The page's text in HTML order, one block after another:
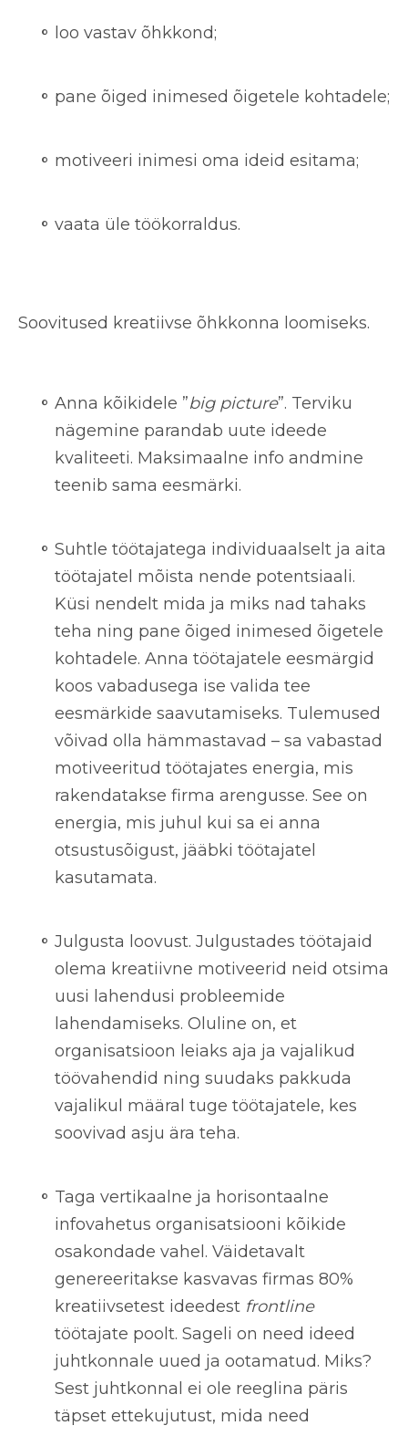
loo vastav õhkkond;
pane õiged inimesed õigetele kohtadele;
motiveeri inimesi oma ideid esitama;
vaata üle töökorraldus.
Soovitused kreatiivse õhkkonna loomiseks.
Anna kõikidele ”big picture”. Terviku
nägemine parandab uute ideede
kvaliteeti. Maksimaalne info andmine
teenib sama eesmärki.
Suhtle töötajatega individuaalselt ja aita
töötajatel mõista nende potentsiaali.
Küsi nendelt mida ja miks nad tahaks
teha ning pane õiged inimesed õigetele
kohtadele. Anna töötajatele eesmärgid
koos vabadusega ise valida tee
eesmärkide saavutamiseks. Tulemused
võivad olla hämmastavad – sa vabastad
motiveeritud töötajates energia, mis
rakendatakse firma arengusse. See on
energia, mis juhul kui sa ei anna
otsustusõigust, jääbki töötajatel
kasutamata.
Julgusta loovust. Julgustades töötajaid
olema kreatiivne motiveerid neid otsima
uusi lahendusi probleemide
lahendamiseks. Oluline on, et
organisatsioon leiaks aja ja vajalikud
töövahendid ning suudaks pakkuda
vajalikul määral tuge töötajatele, kes
soovivad asju ära teha.
Taga vertikaalne ja horisontaalne
infovahetus organisatsiooni kõikide
osakondade vahel. Väidetavalt
genereeritakse kasvavas firmas 80%
kreatiivsetest ideedest frontline
töötajate poolt. Sageli on need ideed
juhtkonnale uued ja ootamatud. Miks?
Sest juhtkonnal ei ole reeglina päris
täpset ettekujutust, mida need